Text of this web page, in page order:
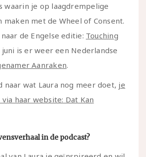
waarin je op laagdrempelige
maken met de Wheel of Consent.
de Engelse editie: Touching
juni is er weer een Nederlandse
Aanraken.
naar wat Laura nog meer doet, je
haar website: Dat Kan
in de podcast?